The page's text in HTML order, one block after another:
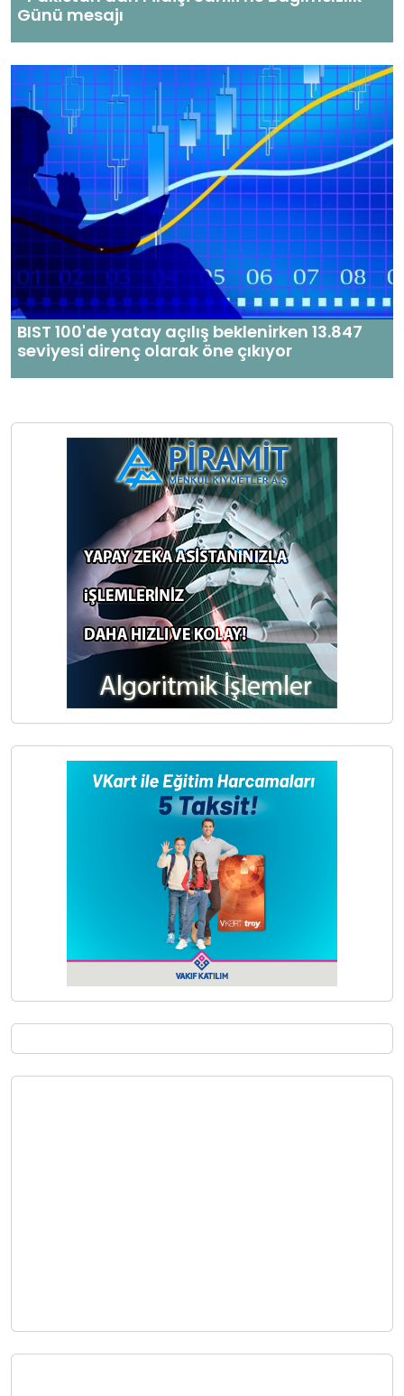
Günü mesajı
BIST 100'de yatay açılış beklenirken 13.847
seviyesi direnç olarak öne çıkıyor